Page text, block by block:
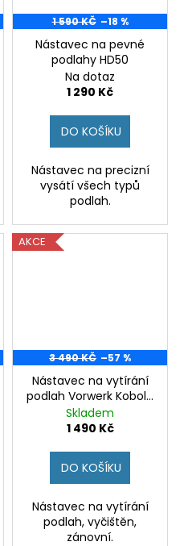
1 590 KČ –18 %
Nástavec na pevné
podlahy HD50
Na dotaz
1 290 Kč
DO KOŠÍKU
Nástavec na precizní
vysátí všech typů
podlah.
AKCE
3 490 KČ –57 %
Nástavec na vytírání
podlah Vorwerk Kobold
SP520
Skladem
1 490 Kč
DO KOŠÍKU
Nástavec na vytírání
podlah, vyčištěn,
zánovní.